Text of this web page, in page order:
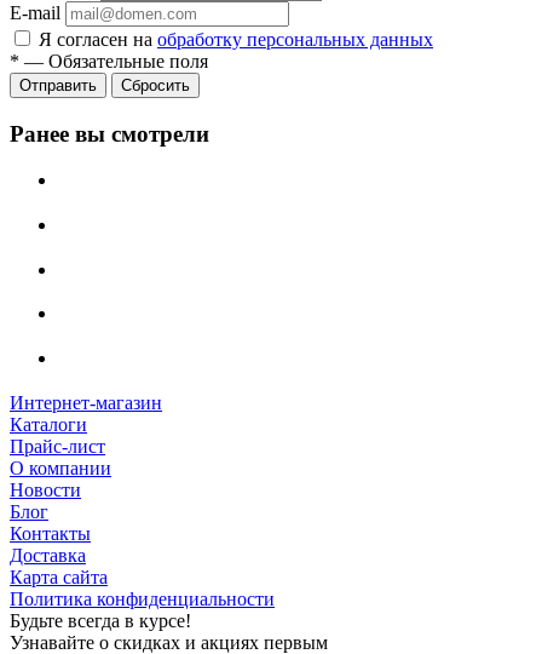
E-mail
Я согласен на обработку персональных данных
* — Обязательные поля
Сбросить
Ранее вы смотрели
Интернет-магазин
Каталоги
Прайс-лист
О компании
Новости
Блог
Контакты
Доставка
Карта сайта
Политика конфиденциальности
Будьте всегда в курсе!
Узнавайте о скидках и акциях первым